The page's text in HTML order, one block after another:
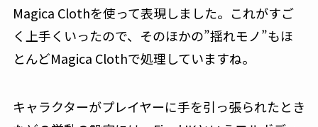
Magica Clothを使って表現しました。これがすご
く上手くいったので、そのほかの”揺れモノ”もほ
とんどMagica Clothで処理していますね。
キャラクターがプレイヤーに手を引っ張られたとき